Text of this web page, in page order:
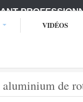
VIDÉOS
de